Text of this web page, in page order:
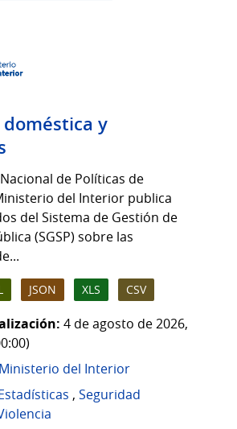
y
de Políticas de
del Interior publica
del Sistema de Gestión de
(SGSP) sobre las
JSON XLS CSV
4 de agosto de 2026,
Ministerio del Interior
, Seguridad